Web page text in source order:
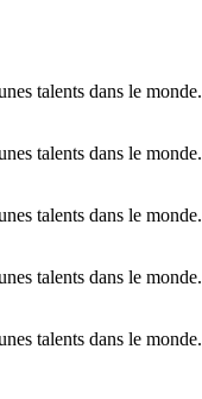
talents dans le monde.
talents dans le monde.
talents dans le monde.
talents dans le monde.
talents dans le monde.